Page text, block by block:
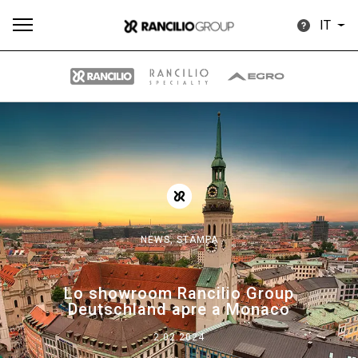
IT
NEWS,STAMPA
Lo showroom Rancilio Group
Deutschland apre a Monaco
2.02.2024
Prodotti News Download
Brand
Il gruppo